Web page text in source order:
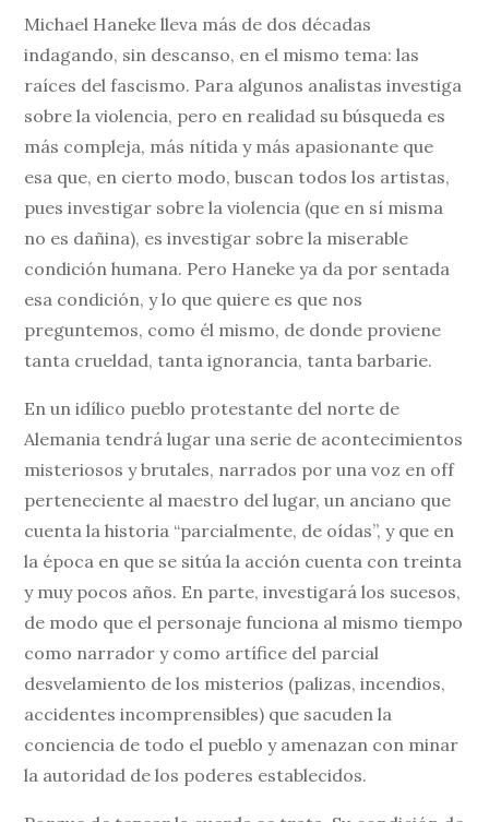
Michael Haneke lleva más de dos décadas
indagando, sin descanso, en el mismo tema: las
raíces del fascismo. Para algunos analistas investiga
sobre la violencia, pero en realidad su búsqueda es
más compleja, más nítida y más apasionante que
esa que, en cierto modo, buscan todos los artistas,
pues investigar sobre la violencia (que en sí misma
no es dañina), es investigar sobre la miserable
condición humana. Pero Haneke ya da por sentada
esa condición, y lo que quiere es que nos
preguntemos, como él mismo, de donde proviene
tanta crueldad, tanta ignorancia, tanta barbarie.
En un idílico pueblo protestante del norte de
Alemania tendrá lugar una serie de acontecimientos
misteriosos y brutales, narrados por una voz en off
perteneciente al maestro del lugar, un anciano que
cuenta la historia “parcialmente, de oídas”, y que en
la época en que se sitúa la acción cuenta con treinta
y muy pocos años. En parte, investigará los sucesos,
de modo que el personaje funciona al mismo tiempo
como narrador y como artífice del parcial
desvelamiento de los misterios (palizas, incendios,
accidentes incomprensibles) que sacuden la
conciencia de todo el pueblo y amenazan con minar
la autoridad de los poderes establecidos.